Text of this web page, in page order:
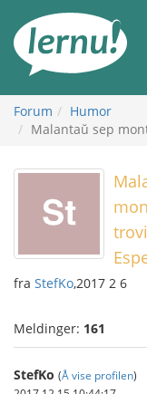
innholdet
Forum
Humor
Malantaŭ sep
fra StefKo,2017 2 6
Meldinger: 161
StefKo (Å vise profilen)